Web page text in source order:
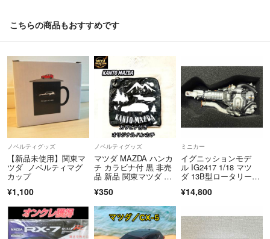
こちらの商品もおすすめです
ノベルティグッズ
【新品未使用】関東マ
ツダ ノベルティマグ
カップ
¥1,100
ノベルティグッズ
マツダ MAZDA ハンカ
チ カラビナ付 黒 非売
品 新品 関東マツダ 限
¥350
ミニカー
イグニッションモデ
ル IG2417 1/18 マツ
ダ 13B型ロータリーエ
¥14,800